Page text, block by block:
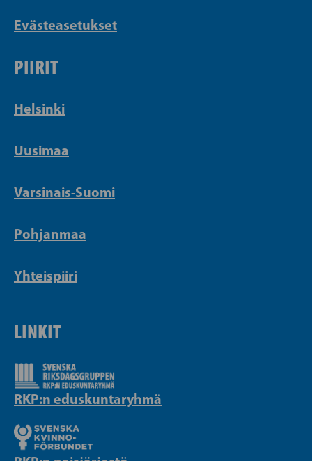
Evästeasetukset
PIIRIT
Helsinki
Uusimaa
Varsinais-Suomi
Pohjanmaa
Yhteispiiri
LINKIT
RKP:n eduskuntaryhmä